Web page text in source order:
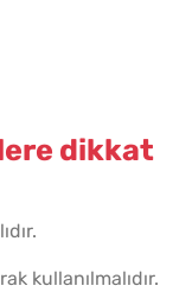
dikkat
kullanılmalıdır.